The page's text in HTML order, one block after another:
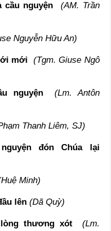
cầu nguyện
(AM. Trần
Nguyễn Hữu An)
mới
(Tgm. Giuse Ngô
nguyện
(Lm. Antôn
Thanh Liêm, SJ)
đón Chúa lại
Minh)
lên (Dã Quỳ)
thương xót
(Lm.